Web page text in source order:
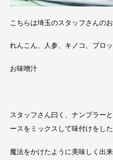
こちらは埼玉のスタッフさんの
れんこん、人参、キノコ、ブロ
お味噌汁
スタッフさん曰く、ナンプラー
ースをミックスして味付けをし
魔法をかけたように美味しく出